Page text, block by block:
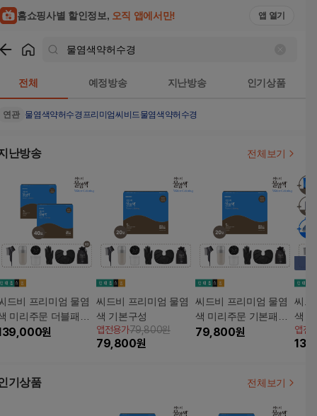
홈쇼핑사별 할인정보, 오직 앱에서만! 앱 열기
전체 예정방송 지난방송 인기상품
연관 물염색약허수경프리미엄씨비드물염색약허수경
난방송 전체보기
드비 프리미엄 물염
미리주문 더블패키
원
씨드비 프리미엄 물염
색 기본구성
앱전용가79,800원
79,800원
씨드비 프리미엄 물염
색 미리주문 기본패키
지
79,800원
씨드
색
개)
앱전
기상품 전체보기